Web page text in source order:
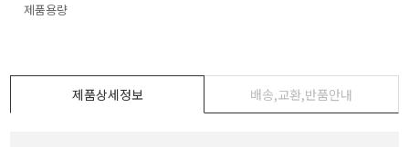
제품용량
제품상세정보 배송,교환,반품안내